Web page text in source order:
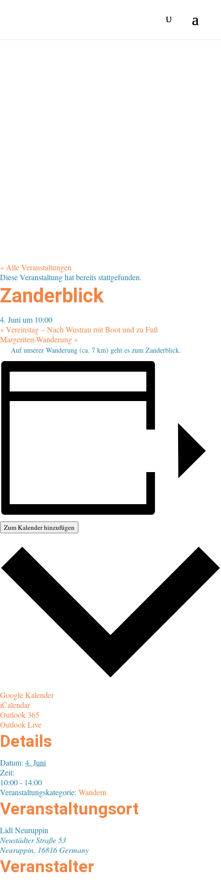
« Alle Veranstaltungen
Diese Veranstaltung hat bereits stattgefunden.
Zanderblick
4. Juni um 10:00
«Vereinstag – Nach Wustrau mit Boot und zu Fuß
Margeriten-Wanderung »
Auf unserer Wanderung (ca. 7 km) geht es zum Zanderblick.
Zum Kalender hinzufügen
Google Kalender
iCalendar
Outlook 365
Outlook Live
Details
Datum: 4. Juni
Zeit:
10:00 - 14:00
Veranstaltungskategorie: Wandern
Veranstaltungsort
Lidl Neuruppin
Neustädter Straße 53
Neuruppin, 16816Germany
Veranstalter